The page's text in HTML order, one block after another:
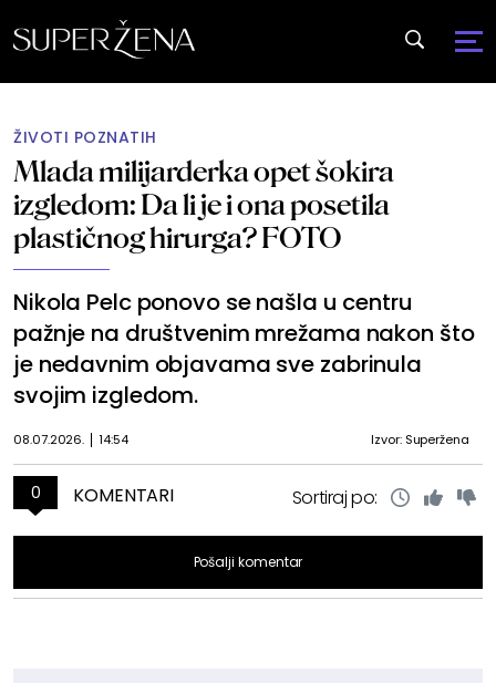
ŽIVOTI POZNATIH
Mlada milijarderka opet šokira
izgledom: Da li je i ona posetila
plastičnog hirurga? FOTO
Nikola Pelc ponovo se našla u centru
pažnje na društvenim mrežama nakon što
je nedavnim objavama sve zabrinula
svojim izgledom.
08.07.2026. 14:54 Izvor: Superžena
0 KOMENTARI Sortiraj po:
Pošalji komentar